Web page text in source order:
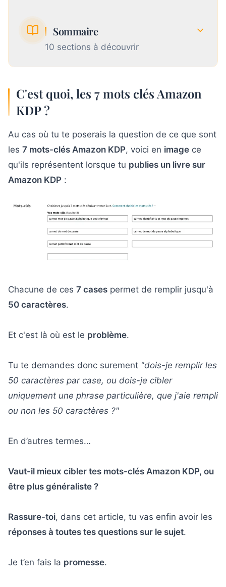
Sommaire
10 sections à découvrir
C'est quoi, les 7 mots clés Amazon KDP ?
L'expérience sur laquelle se base cet
1. Insère 1 à 3 expressions de mots-clés
Amazon KDP
3. Finis de remplir le reste par tes idées de
mots clés Amazon KDP
Remplir les 50 caractères indexe-t-il mon
7
Amazon réorganise-t-il les mots-clés ou
utilise-t-il les phrases exactes ?
8
Si j'utilise le même mot clé plus d'une fois,
9
Est-il préférable de mettre mon mot-clé
dans le titre et le sous-titre, ou dans la
zone des 7 mots-clés Amazon KDP ?
C'est quoi, les 7 mots clés Amazon
KDP ?
Au cas où tu te poserais la question de ce que sont
les 7 mots-clés Amazon KDP, voici en image ce
qu'ils représentent lorsque tu publies un livre sur
Amazon KDP :
Chacune de ces 7 cases permet de remplir jusqu'à
50 caractères.
Et c'est là où est le problème.
Tu te demandes donc surement "dois-je remplir les
50 caractères par case, ou dois-je cibler
uniquement une phrase particulière, que j'aie rempli
ou non les 50 caractères ?"
En d’autres termes…
Vaut-il mieux cibler tes mots-clés Amazon KDP, ou
être plus généraliste ?
Rassure-toi, dans cet article, tu vas enfin avoir les
réponses à toutes tes questions sur le sujet.
Je t’en fais la promesse.